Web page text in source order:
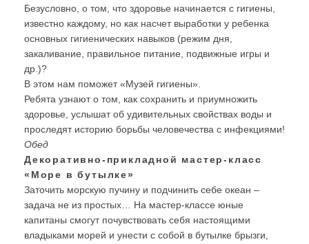
Безусловно, о том, что здоровье начинается с гигиены,
известно каждому, но как насчет выработки у ребенка
основных гигиенических навыков (режим дня,
закаливание, правильное питание, подвижные игры и
др.)?
В этом нам поможет «Музей гигиены».
Ребята узнают о том, как сохранить и приумножить
здоровье, услышат об удивительных свойствах воды и
проследят историю борьбы человечества с инфекциями!
Обед
Декоративно-прикладной мастер-класс
«Море в бутылке»
Заточить морскую пучину и подчинить себе океан –
задача не из простых… На мастер-классе юные
капитаны смогут почувствовать себя настоящими
владыками морей и унести с собой в бутылке брызги,